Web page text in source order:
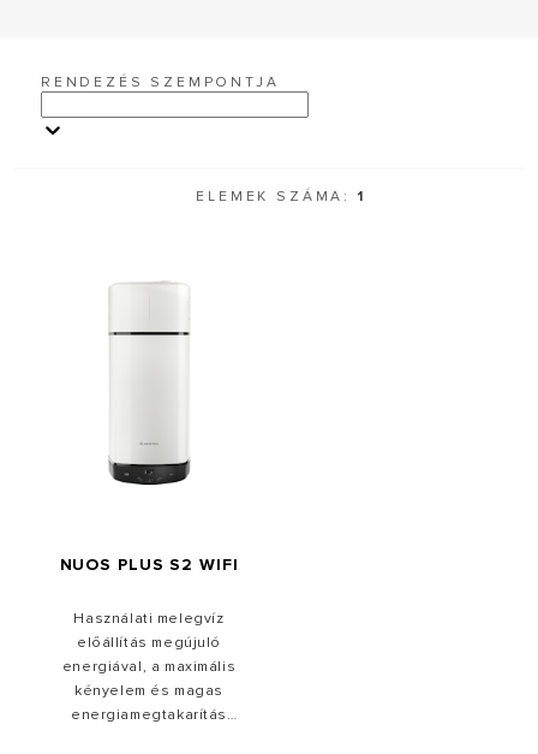
RENDEZÉS SZEMPONTJA
ELEMEK SZÁMA: 1
NUOS PLUS S2 WIFI
Használati melegvíz
előállítás megújuló
energiával, a maximális
kényelem és magas
energiamegtakarítás